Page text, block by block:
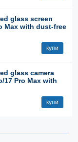
glass screen
Max with dust-free
купи
glass camera
17 Pro Max with
купи